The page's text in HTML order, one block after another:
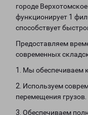
городе
функционирует 1
способствует
Предоставляем
современных
1. Мы обеспечиваем
2. Используем
перемещения грузов.
3. Обеспечиваем